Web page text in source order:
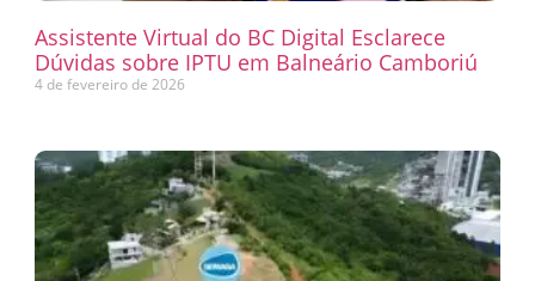
Assistente Virtual do BC Digital Esclarece
Dúvidas sobre IPTU em Balneário Camboriú
4 de fevereiro de 2026